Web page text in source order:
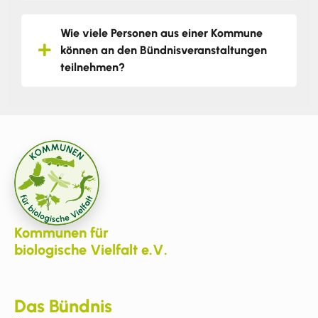
Wie viele Personen aus einer Kommune
können an den Bündnisveranstaltungen
teilnehmen?
Kommunen für
biologische Vielfalt e.V.
Das Bündnis